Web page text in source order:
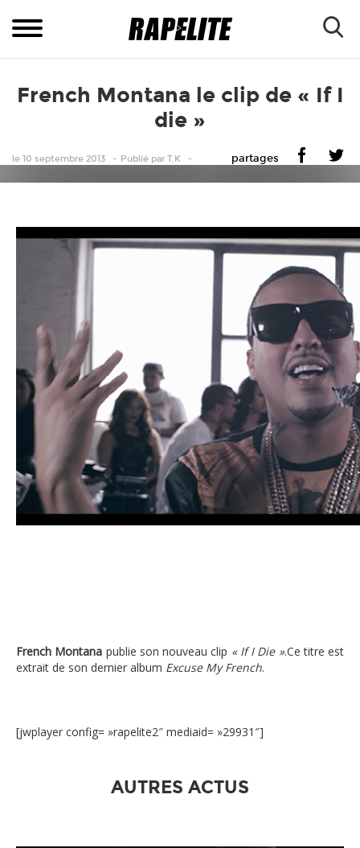
French Montana le clip de « If I
die »
le 10 septembre 2013 Publié par T.K partages
French Montana publie son nouveau clip « If I Die ».Ce titre est
extrait de son dernier album Excuse My French.
[jwplayer config= »rapelite2″ mediaid= »29931″]
AUTRES ACTUS